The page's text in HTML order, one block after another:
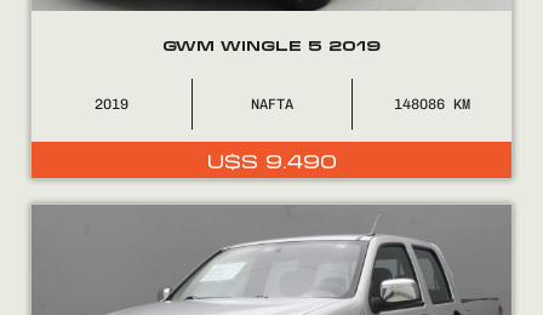
GWM WINGLE 5 2019
2019 NAFTA 148086
U$S 9.490